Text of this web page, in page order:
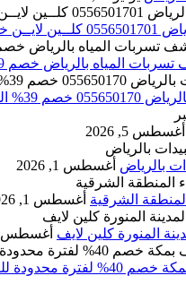
باحدث الاجهزة
خصم 39% اطلب الان 0556501701‬‏ – تقارير معتمدة
الحشرات والقوارض
أغسطس 5, 2026
بالرياض أغسطس 1, 2026
الشرقية أغسطس 1, 2026
المنورة كلين لايف أغسطس 1, 2026
نصلك اينما كنت